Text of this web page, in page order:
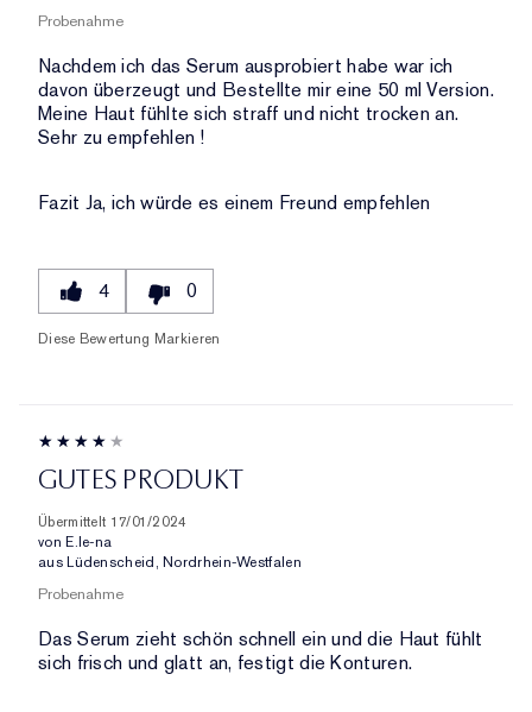
Probenahme
Nachdem ich das Serum ausprobiert habe war ich
davon überzeugt und Bestellte mir eine 50 ml Version.
Meine Haut fühlte sich straff und nicht trocken an.
Sehr zu empfehlen !
Fazit Ja, ich würde es einem Freund empfehlen
4 0
Diese Bewertung Markieren
GUTES PRODUKT
Übermittelt 17/01/2024
von E.le-na
aus Lüdenscheid, Nordrhein-Westfalen
Probenahme
Das Serum zieht schön schnell ein und die Haut fühlt
sich frisch und glatt an, festigt die Konturen.